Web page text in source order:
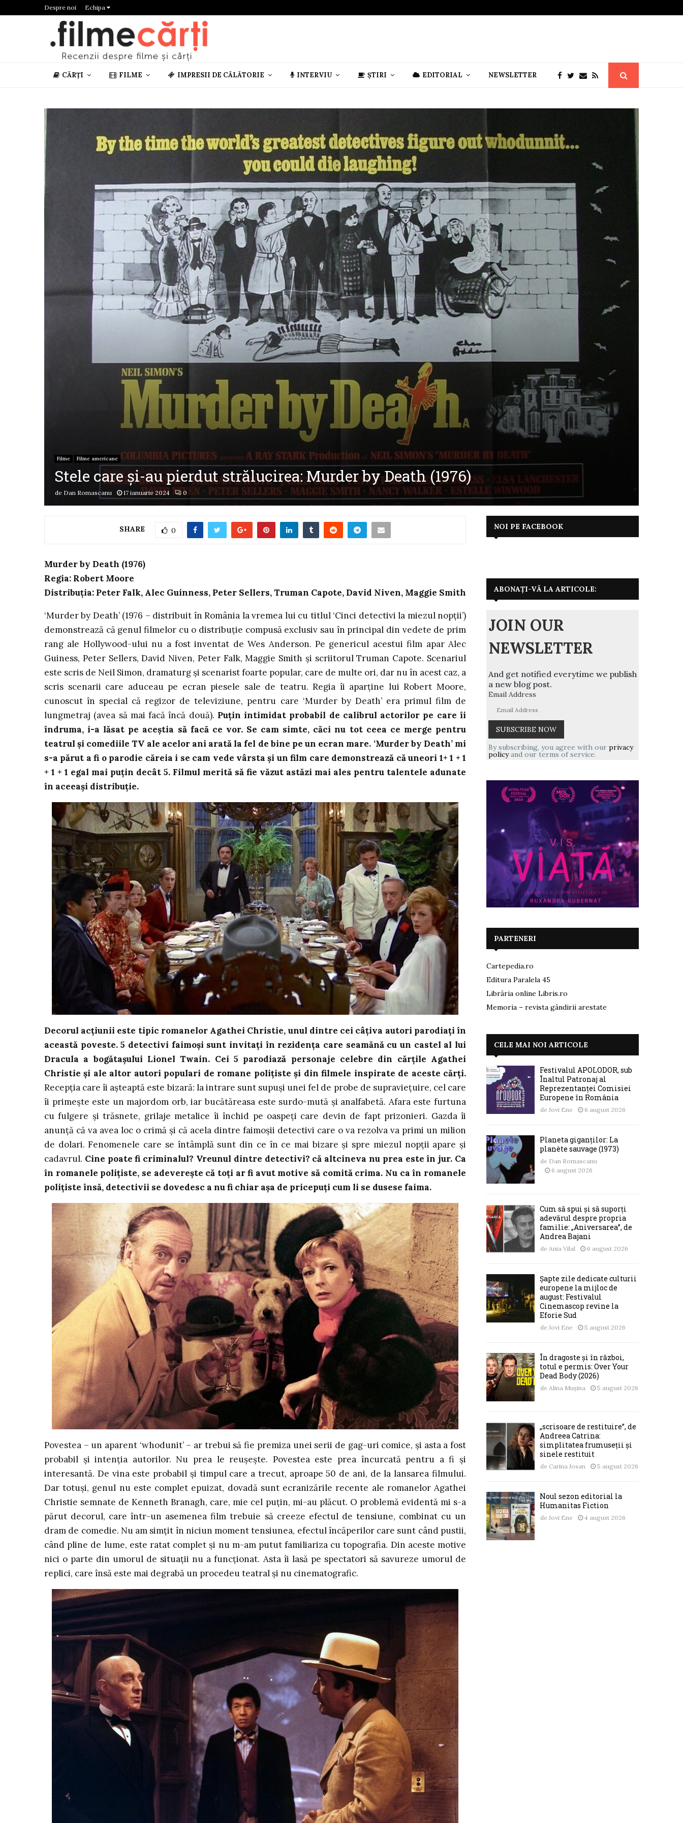
Despre noi Echipa
CĂRȚI FILME IMPRESII DE CĂLĂTORIE INTERVIU ȘTIRI EDITORIAL NEWSLETTER
Filme Filme americane
Stele care și-au pierdut strălucirea: Murder by Death (1976)
de Dan Romascanu 17 ianuarie 2024 0
SHARE 0
Murder by Death (1976)
Regia: Robert Moore
Distribuția: Peter Falk, Alec Guinness, Peter Sellers, Truman Capote, David Niven, Maggie Smith
‘Murder by Death’ (1976 – distribuit în România la vremea lui cu titlul ‘Cinci detectivi la miezul nopții’)
demonstrează că genul filmelor cu o distribuție compusă exclusiv sau în principal din vedete de prim
rang ale Hollywood-ului nu a fost inventat de Wes Anderson. Pe genericul acestui film apar Alec
Guiness, Peter Sellers, David Niven, Peter Falk, Maggie Smith și scriitorul Truman Capote. Scenariul
este scris de Neil Simon, dramaturg și scenarist foarte popular, care de multe ori, dar nu în acest caz, a
scris scenarii care aduceau pe ecran piesele sale de teatru. Regia îi aparține lui Robert Moore,
cunoscut în special că regizor de televiziune, pentru care ‘Murder by Death’ era primul film de
lungmetraj (avea să mai facă încă două). Puțin intimidat probabil de calibrul actorilor pe care îi
îndruma, i-a lăsat pe aceștia să facă ce vor. Se cam simte, căci nu tot ceea ce merge pentru
teatrul și comediile TV ale acelor ani arată la fel de bine pe un ecran mare. ‘Murder by Death’ mi
s-a părut a fi o parodie căreia i se cam vede vârsta și un film care demonstrează că uneori 1+ 1 + 1
+ 1 + 1 egal mai puțin decât 5. Filmul merită să fie văzut astăzi mai ales pentru talentele adunate
în aceeași distribuție.
Decorul acțiunii este tipic romanelor Agathei Christie, unul dintre cei câțiva autori parodiați în
această poveste. 5 detectivi faimoși sunt invitați în rezidența care seamănă cu un castel al lui
Dracula a bogătașului Lionel Twain. Cei 5 parodiază personaje celebre din cărțile Agathei
Christie și ale altor autori populari de romane polițiste și din filmele inspirate de aceste cărți.
Recepția care îi așteaptă este bizară: la intrare sunt supuși unei fel de probe de supraviețuire, cel care
îi primește este un majordom orb, iar bucătăreasa este surdo-mută și analfabetă. Afara este furtuna
cu fulgere și trăsnete, grilaje metalice îi închid pe oaspeți care devin de fapt prizonieri. Gazda îi
anunță că va avea loc o crimă și că acela dintre faimoșii detectivi care o va rezolva va primi un milion
de dolari. Fenomenele care se întâmplă sunt din ce în ce mai bizare și spre miezul nopții apare și
cadavrul. Cine poate fi criminalul? Vreunul dintre detectivi? că altcineva nu prea este în jur. Ca
în romanele polițiste, se adeverește că toți ar fi avut motive să comită crima. Nu ca în romanele
polițiste însă, detectivii se dovedesc a nu fi chiar așa de pricepuți cum li se dusese faima.
Povestea – un aparent ‘whodunit’ – ar trebui să fie premiza unei serii de gag-uri comice, și asta a fost
probabil și intenția autorilor. Nu prea le reușește. Povestea este prea încurcată pentru a fi și
interesantă. De vina este probabil și timpul care a trecut, aproape 50 de ani, de la lansarea filmului.
Dar totuși, genul nu este complet epuizat, dovadă sunt ecranizările recente ale romanelor Agathei
Christie semnate de Kenneth Branagh, care, mie cel puțin, mi-au plăcut. O problemă evidentă mi s-a
părut decorul, care într-un asemenea film trebuie să creeze efectul de tensiune, combinat cu un
dram de comedie. Nu am simțit în niciun moment tensiunea, efectul încăperilor care sunt când pustii,
când pline de lume, este ratat complet și nu m-am putut familiariza cu topografia. Din aceste motive
nici o parte din umorul de situații nu a funcționat. Asta îi lasă pe spectatori să savureze umorul de
replici, care însă este mai degrabă un procedeu teatral și nu cinematografic.
NOI PE FACEBOOK
ABONAȚI-VĂ LA ARTICOLE:
JOIN OUR
NEWSLETTER
And get notified everytime we publish
a new blog post.
Email Address
By subscribing, you agree with our privacy
policyand our terms of service.
PARTENERI
Cartepedia.ro
Editura Paralela 45
Librăria online Libris.ro
Memoria – revista gândirii arestate
CELE MAI NOI ARTICOLE
Festivalul APOLODOR, sub
Înaltul Patronaj al
Reprezentanței Comisiei
Europene în România
de Jovi Ene 6 august 2026
Planeta giganților: La
planète sauvage (1973)
de Dan Romascanu
6 august 2026
Cum să spui și să suporți
adevărul despre propria
familie: „Aniversarea”, de
Andrea Bajani
de Ania Vilal 6 august 2026
Șapte zile dedicate culturii
europene la mijloc de
august: Festivalul
Cinemascop revine la
Eforie Sud
de Jovi Ene 5 august 2026
În dragoste și în război,
totul e permis: Over Your
Dead Body (2026)
de Alina Mușina 5 august 2026
„scrisoare de restituire”, de
Andreea Catrina:
simplitatea frumuseții și
sinele restituit
de Carina Josan 5 august 2026
Noul sezon editorial la
Humanitas Fiction
de Jovi Ene 4 august 2026